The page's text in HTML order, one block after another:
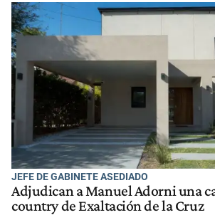
JEFE DE GABINETE ASEDIADO
Adjudican a Manuel Adorni una
country de Exaltación de la Cruz